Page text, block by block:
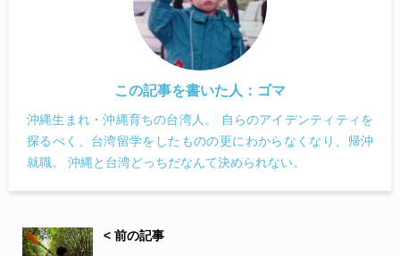
この記事を書いた人： ゴマ
沖縄生まれ・沖縄育ちの台湾人。 自らのアイデンティティを
探るべく、台湾留学をしたものの更にわからなくなり、帰沖
就職。 沖縄と台湾どっちだなんて決められない。
< 前の記事